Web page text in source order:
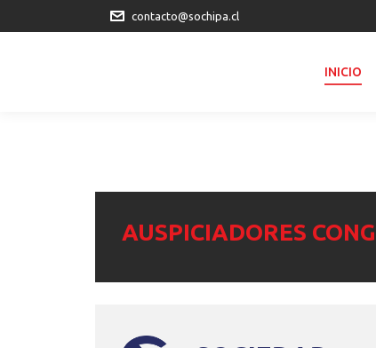
contacto@sochipa.cl
INICIO
AUSPICIADORES